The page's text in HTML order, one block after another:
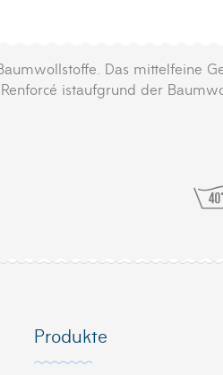
Das mittelfeine
istaufgrund der
Produkte